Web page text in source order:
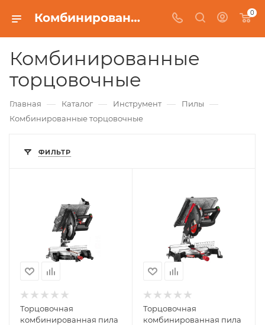
Комбинированные торцовочные 0
Комбинированные
торцовочные
Главная — Каталог — Инструмент — Пилы —
Комбинированные торцовочные
ФИЛЬТР
Торцовочная
комбинированная пила
Торцовочная
комбинированная пила